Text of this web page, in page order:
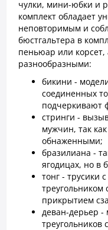
чулки, мини-юбки и
комплект обладает
неповторимым и
бюстгальтера в
пеньюар или
разнообразными:
бикини -
соединенных
подчеркивают
стринги -
мужчин, так
обнаженными;
бразилиана -
ягодицах, но в
тонг - трусики
прикрытием
деван-дерьер -
треугольников